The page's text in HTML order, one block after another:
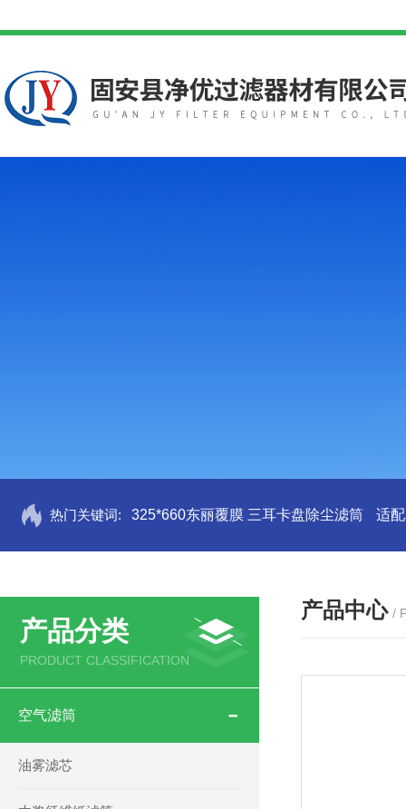
热门关键词: 325*660东丽覆膜 三耳卡盘除尘滤筒 适
产品分类
PRODUCT CLASSIFICATION
空气滤筒
油雾滤芯
产品中心 /